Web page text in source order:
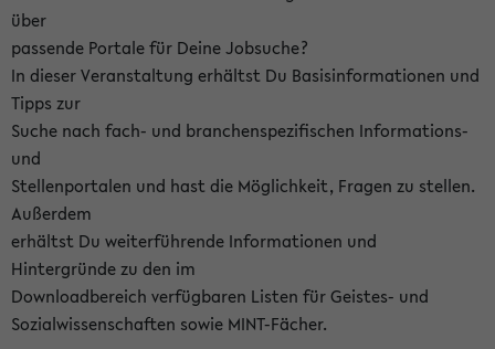
über
passende Portale für Deine Jobsuche?
In dieser Veranstaltung erhältst Du Basisinformationen und
Tipps zur
Suche nach fach- und branchenspezifischen Informations-
und
Stellenportalen und hast die Möglichkeit, Fragen zu stellen.
Außerdem
erhältst Du weiterführende Informationen und
Hintergründe zu den im
Downloadbereich verfügbaren Listen für Geistes- und
Sozialwissenschaften sowie MINT-Fächer.